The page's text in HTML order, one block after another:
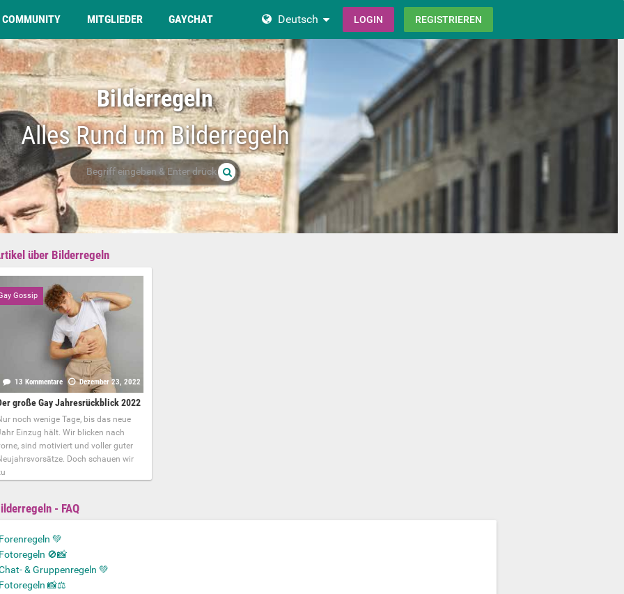
COMMUNITY MITGLIEDER GAYCHAT Deutsch LOGIN REGISTRIEREN
Bilderregeln
Alles Rund um Bilderregeln
über Bilderregeln
Gossip
13 Kommentare Dezember 23, 2022
große Gay Jahresrückblick 2022
noch wenige Tage, bis das neue
Einzug hält. Wir blicken nach
sind motiviert und voller guter
Doch schauen wir
- FAQ
💚
🚫📸
& Gruppenregeln 💚
📸⚖️